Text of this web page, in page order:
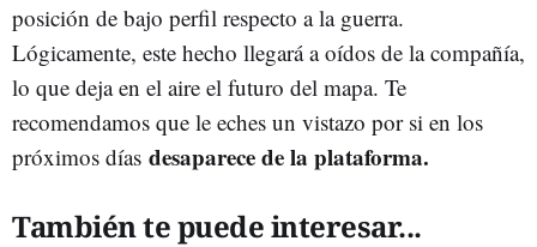
posición de bajo perfil respecto a la guerra.
Lógicamente, este hecho llegará a oídos de la compañía,
lo que deja en el aire el futuro del mapa. Te
recomendamos que le eches un vistazo por si en los
próximos días desaparece de la plataforma.
También te puede interesar...